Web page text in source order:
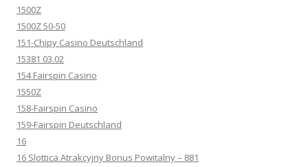
1500Z
1500Z 50-50
151-Chipy Casino Deutschland
15381 03.02
154 Fairspin Casino
1550Z
158-Fairspin Casino
159-Fairspin Deutschland
16
16 Slottica Atrakcyjny Bonus Powitalny – 881